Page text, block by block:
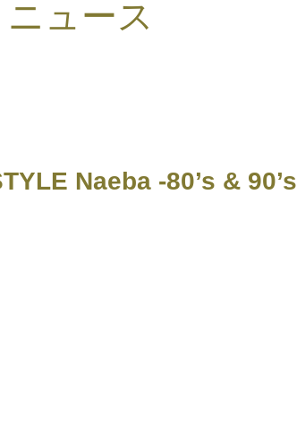
ニュース
Naeba -80’s & 90’s